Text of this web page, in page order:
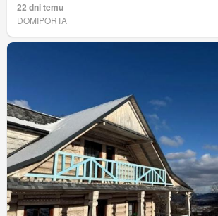
22 dni temu
DOMIPORTA